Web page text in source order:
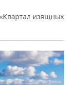
изящных